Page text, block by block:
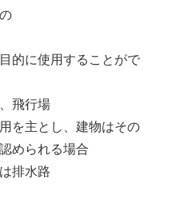
的に使用することがで
飛行場
を主とし、建物はその
められる場合
排水路